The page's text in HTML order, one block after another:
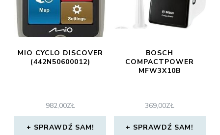
MIO CYCLO DISCOVER
(442N50600012)
982,00ZŁ
SPRAWDŹ SAM!
BOSCH
COMPACTPOWER
MFW3X10B
369,00ZŁ
SPRAWDŹ SAM!